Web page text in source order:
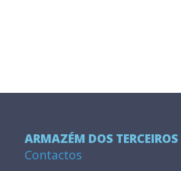
ARMAZÉM DOS TERCEIROS
Contactos